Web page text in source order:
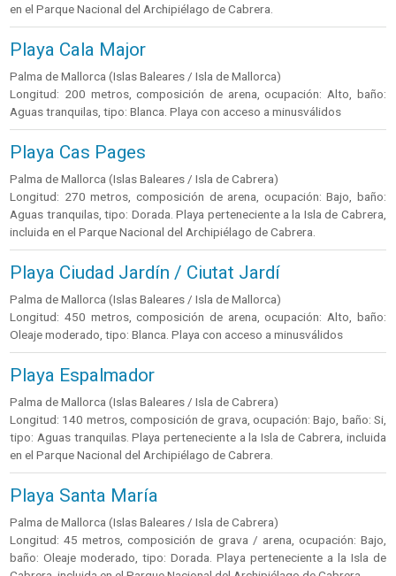
en el Parque Nacional del Archipiélago de Cabrera.
Playa Cala Major
Palma de Mallorca (Islas Baleares / Isla de Mallorca)
Longitud: 200 metros, composición de arena, ocupación: Alto, baño:
Aguas tranquilas, tipo: Blanca. Playa con acceso a minusválidos
Playa Cas Pages
Palma de Mallorca (Islas Baleares / Isla de Cabrera)
Longitud: 270 metros, composición de arena, ocupación: Bajo, baño:
Aguas tranquilas, tipo: Dorada. Playa perteneciente a la Isla de Cabrera,
incluida en el Parque Nacional del Archipiélago de Cabrera.
Playa Ciudad Jardín / Ciutat Jardí
Palma de Mallorca (Islas Baleares / Isla de Mallorca)
Longitud: 450 metros, composición de arena, ocupación: Alto, baño:
Oleaje moderado, tipo: Blanca. Playa con acceso a minusválidos
Playa Espalmador
Palma de Mallorca (Islas Baleares / Isla de Cabrera)
Longitud: 140 metros, composición de grava, ocupación: Bajo, baño: Si,
tipo: Aguas tranquilas. Playa perteneciente a la Isla de Cabrera, incluida
en el Parque Nacional del Archipiélago de Cabrera.
Playa Santa María
Palma de Mallorca (Islas Baleares / Isla de Cabrera)
Longitud: 45 metros, composición de grava / arena, ocupación: Bajo,
baño: Oleaje moderado, tipo: Dorada. Playa perteneciente a la Isla de